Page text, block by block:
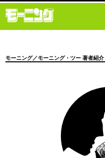
モーニング／モーニング・ツー 著者紹介